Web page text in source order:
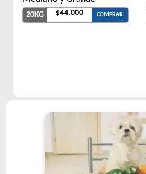
20KG $44.000 COMPRAR